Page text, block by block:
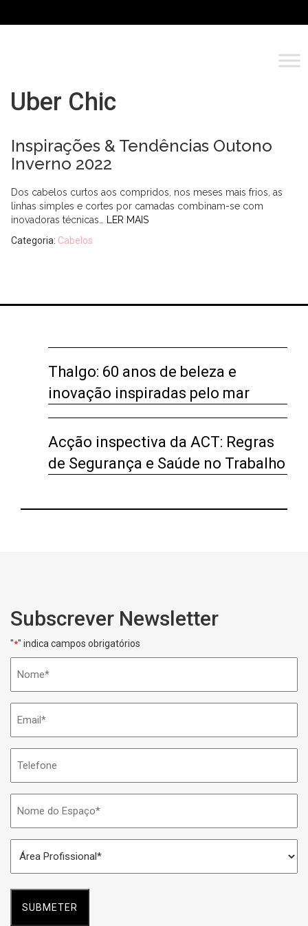
Uber Chic
Inspirações & Tendências Outono
Inverno 2022
Dos cabelos curtos aos compridos, nos meses mais frios, as
linhas simples e cortes por camadas combinam-se com
inovadoras técnicas…
LER MAIS
Categoria: Cabelos
Thalgo: 60 anos de beleza e
inovação inspiradas pelo mar
Acção inspectiva da ACT: Regras
de Segurança e Saúde no Trabalho
Subscrever Newsletter
"*" indica campos obrigatórios
do
Espaço
Profissional
*